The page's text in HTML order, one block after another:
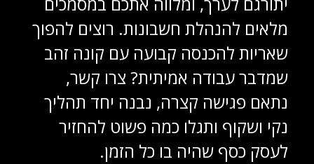
מלאים להנהלת חשבונות. רוצים להפוך
שאריות להכנסה קבועה עם קונה זהב
שמדבר עבודה אמיתית? צרו קשר,
נתאם פגישה קצרה, נבנה יחד תהליך
נקי ושקוף ותגלו כמה פשוט להחזיר
לעסק כסף שהיה בו כל הזמן.